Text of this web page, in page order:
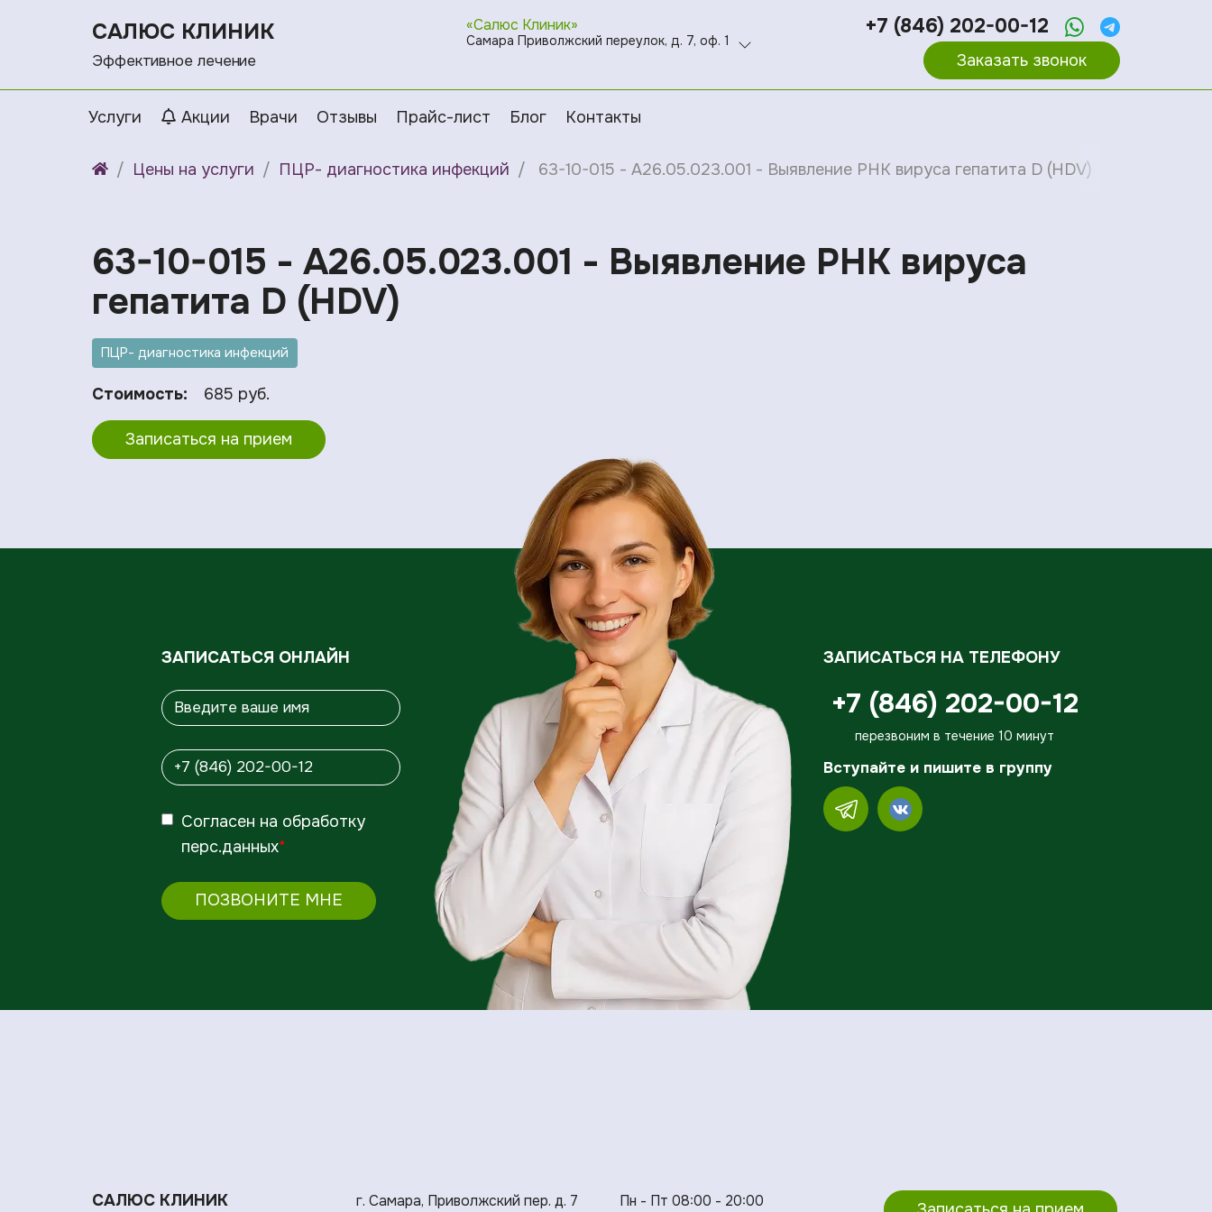
САЛЮС КЛИНИК
Эффективное лечение
«Салюс Клиник»
Самара Приволжский переулок, д. 7, оф. 1
+7 (846) 202-00-12
Заказать звонок
Услуги Акции Врачи Отзывы Прайс-лист Блог Контакты
Цены на услуги ПЦР- диагностика инфекций 63-10-015 - A26.05.023.001 - Выявление РНК вируса гепатита D (HDV)
63-10-015 - A26.05.023.001 - Выявление РНК вируса
гепатита D (HDV)
ПЦР- диагностика инфекций
Стоимость: 685 руб.
Записаться на прием
ЗАПИСАТЬСЯ ОНЛАЙН
Согласен на обработку
перс.данных*
ПОЗВОНИТЕ МНЕ
ЗАПИСАТЬСЯ НА ТЕЛЕФОНУ
+7 (846) 202-00-12
перезвоним в течение 10 минут
Вступайте и пишите в группу
САЛЮС КЛИНИК г. Самара, Приволжский пер. д. 7 Пн - Пт 08:00 - 20:00